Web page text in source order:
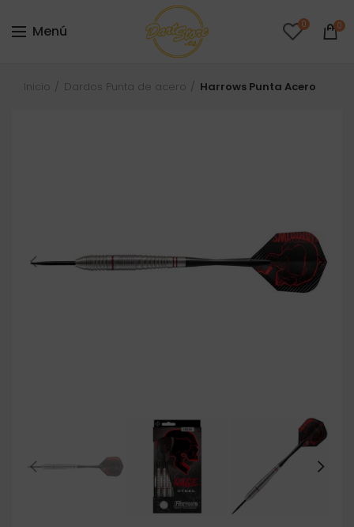
Menú 0 0
Inicio Dardos Punta de acero Harrows Punta Acero